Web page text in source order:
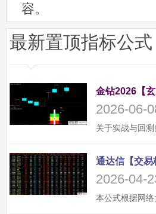
容。
最新置顶指标公式
金钻2026【
2026-06-
2026-04-